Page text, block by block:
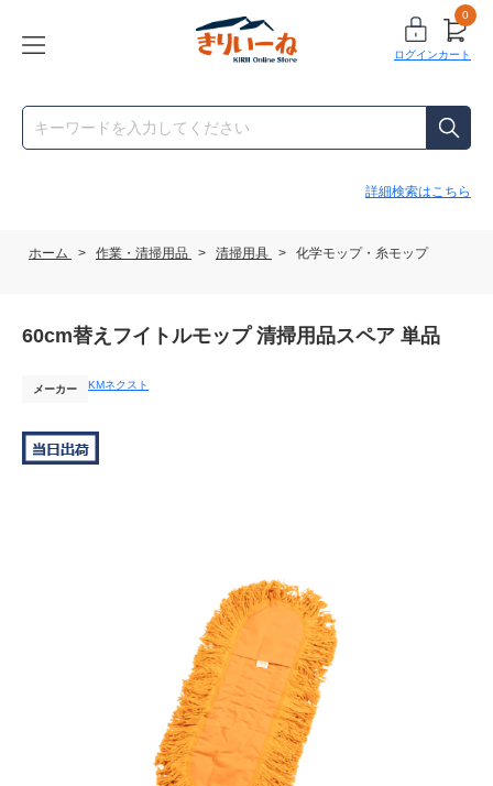
ログイン
0
カート
詳細検索はこちら
ホーム > 作業・清掃用品 > 清掃用具 > 化学モップ・糸モップ
60cm替えフイトルモップ 清掃用品スペア 単品
メーカー KMネクスト